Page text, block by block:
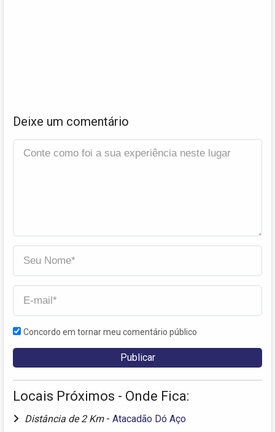
Deixe um comentário
Concordo em tornar meu comentário público
Locais Próximos - Onde Fica:
Distância de 2 Km - Atacadão Dó Aço